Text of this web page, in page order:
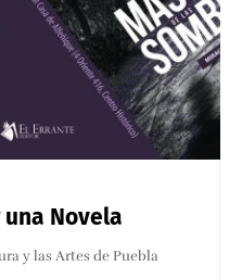
Novela
y las Artes de Puebla